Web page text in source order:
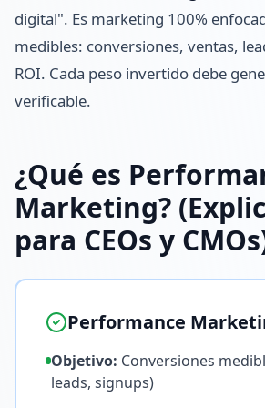
digital". Es marketing 100%
medibles: conversiones, ventas,
ROI. Cada peso invertido debe
verificable.
¿Qué es
Marketing?
para CEOs y
Performance
Objetivo: Conversiones
leads, signups)